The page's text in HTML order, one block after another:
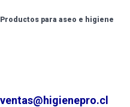
Productos para aseo e higiene
ventas@higienepro.cl